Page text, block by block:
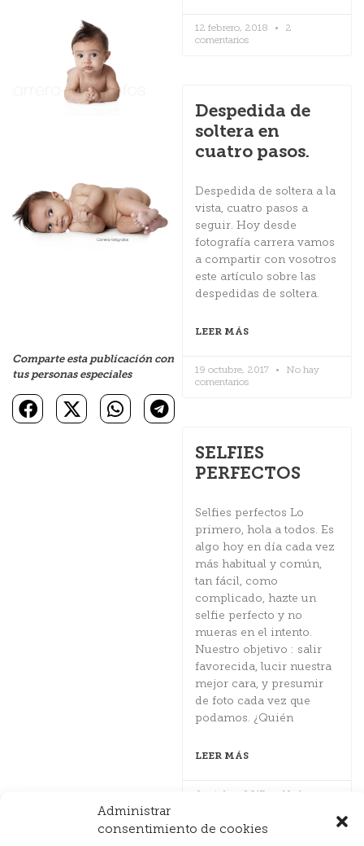
Administrar
consentimiento de cookies
Comparte esta publicación con
tus personas especiales
12 febrero, 2018
2
comentarios
Despedida de
soltera en
cuatro pasos.
Despedida de soltera a la
vista, cuatro pasos a
seguir. Hoy desde
fotografía carrera vamos
a compartir con vosotros
este artículo sobre las
despedidas de soltera.
LEER MÁS
19 octubre, 2017
No hay
comentarios
SELFIES
PERFECTOS
Selfies perfectos Lo
primero, hola a todos. Es
algo hoy en día cada vez
más habitual y común,
tan fácil, como
complicado, hazte un
selfie perfecto y no
mueras en el intento.
Nuestro objetivo : salir
favorecida, lucir nuestra
mejor cara, y presumir
de foto cada vez que
podamos. ¿Quién
LEER MÁS
6 octubre, 2017
No hay